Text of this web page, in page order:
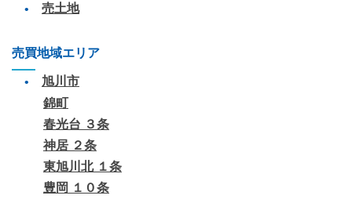
売土地
売買地域エリア
旭川市
錦町
春光台 ３条
神居 ２条
東旭川北 １条
豊岡 １０条